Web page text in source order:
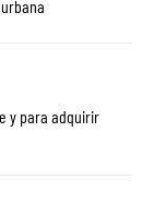
y para adquirir